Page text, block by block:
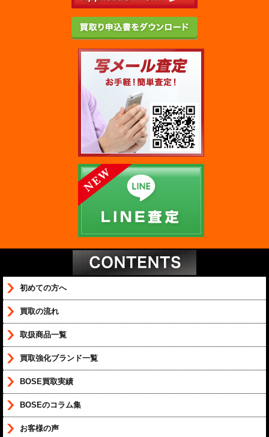
初めての方へ
買取の流れ
取扱商品一覧
買取強化ブランド一覧
BOSE買取実績
BOSEのコラム集
お客様の声